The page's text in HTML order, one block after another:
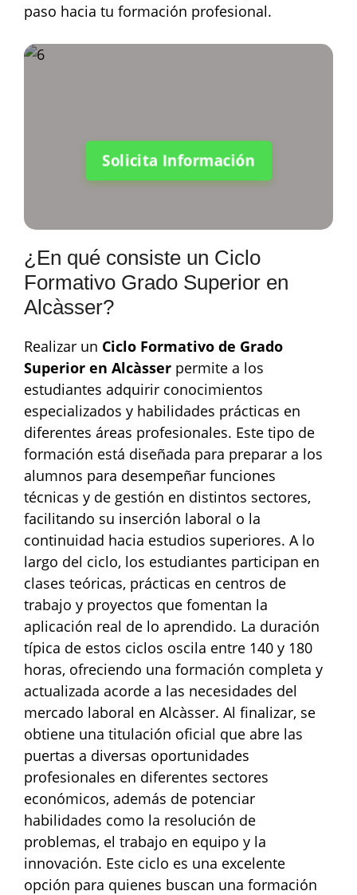
paso hacia tu formación profesional.
Solicita Información
¿En qué consiste un Ciclo
Formativo Grado Superior en
Alcàsser?
Realizar un Ciclo Formativo de Grado
Superior en Alcàsser permite a los
estudiantes adquirir conocimientos
especializados y habilidades prácticas en
diferentes áreas profesionales. Este tipo de
formación está diseñada para preparar a los
alumnos para desempeñar funciones
técnicas y de gestión en distintos sectores,
facilitando su inserción laboral o la
continuidad hacia estudios superiores. A lo
largo del ciclo, los estudiantes participan en
clases teóricas, prácticas en centros de
trabajo y proyectos que fomentan la
aplicación real de lo aprendido. La duración
típica de estos ciclos oscila entre 140 y 180
horas, ofreciendo una formación completa y
actualizada acorde a las necesidades del
mercado laboral en Alcàsser. Al finalizar, se
obtiene una titulación oficial que abre las
puertas a diversas oportunidades
profesionales en diferentes sectores
económicos, además de potenciar
habilidades como la resolución de
problemas, el trabajo en equipo y la
innovación. Este ciclo es una excelente
opción para quienes buscan una formación